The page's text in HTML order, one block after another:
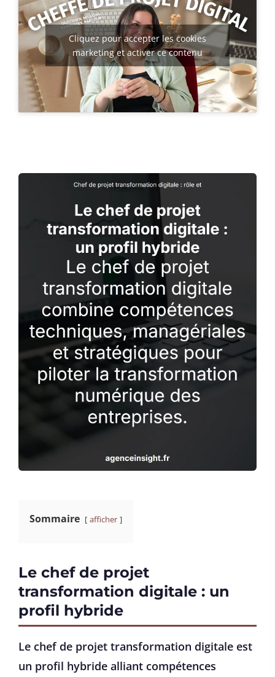
Cliquez pour accepter les cookies
marketing et activer ce contenu
Sommaire afficher
Le chef de projet
transformation digitale : un
profil hybride
Le chef de projet transformation digitale est
un profil hybride alliant compétences